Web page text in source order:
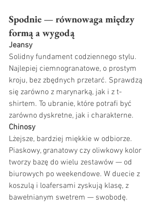
Spodnie — równowaga między
formą a wygodą
Jeansy
Solidny fundament codziennego stylu.
Najlepiej ciemnogranatowe, o prostym
kroju, bez zbędnych przetarć. Sprawdzą
się zarówno z marynarką, jak i z t-
shirtem. To ubranie, które potrafi być
zarówno dyskretne, jak i charakterne.
Chinosy
Lżejsze, bardziej miękkie w odbiorze.
Piaskowy, granatowy czy oliwkowy kolor
tworzy bazę do wielu zestawów — od
biurowych po weekendowe. W duecie z
koszulą i loafersami zyskują klasę, z
bawełnianym swetrem — swobodę.